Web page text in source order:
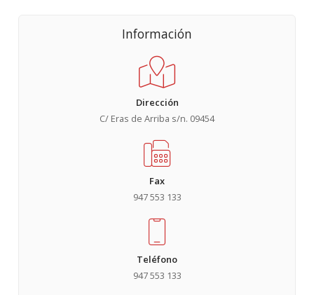
Información
Dirección
C/ Eras de Arriba s/n. 09454
Fax
947 553 133
Teléfono
947 553 133